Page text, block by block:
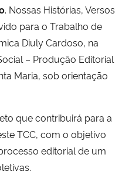
Humanos
. Nossas Histórias, Versos
para o Trabalho de
Diuly Cardoso, na
– Produção Editorial
Maria, sob orientação
que contribuirá para a
TCC, com o objetivo
editorial de um